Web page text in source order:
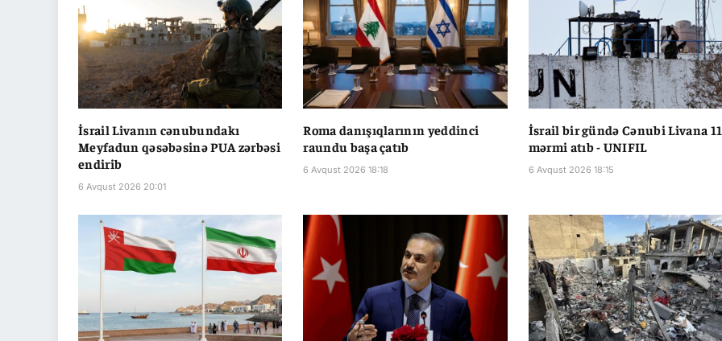
İsrail Livanın cənubundakı
Meyfadun qəsəbəsinə PUA zərbəsi
endirib
6 Avqust 2026 20:01
Roma danışıqlarının yeddinci
raundu başa çatıb
6 Avqust 2026 18:18
İsrail bir gündə Cənubi Livana
mərmi atıb - UNIFIL
6 Avqust 2026 18:15